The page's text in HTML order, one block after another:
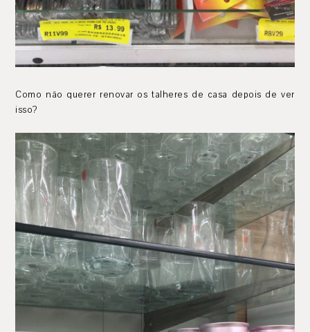
Como não querer renovar os talheres de casa depois de ver
isso?